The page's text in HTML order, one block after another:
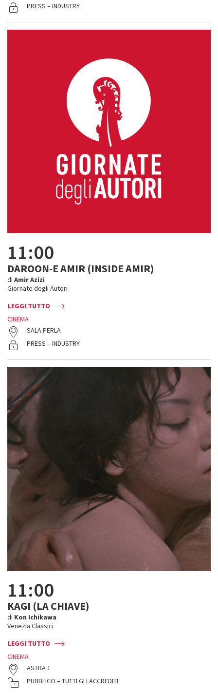
PRESS – INDUSTRY
11:00
DAROON-E AMIR (INSIDE AMIR)
di Amir Azizi
Giornate degli Autori
LEGGI TUTTO
CINEMA
SALA PERLA
PRESS – INDUSTRY
11:00
KAGI (LA CHIAVE)
di Kon Ichikawa
Venezia Classici
LEGGI TUTTO
CINEMA
ASTRA 1
PUBBLICO – TUTTI GLI ACCREDITI